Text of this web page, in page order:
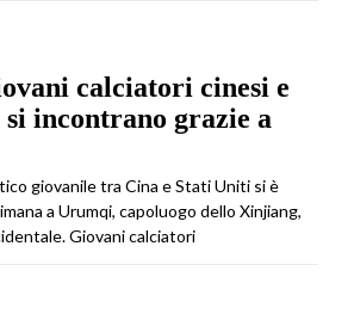
calciatori cinesi e
incontrano grazie a
giovanile tra Cina e Stati Uniti si è
a Urumqi, capoluogo dello Xinjiang,
Giovani calciatori